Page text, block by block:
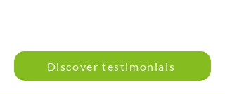
Discover testimonials